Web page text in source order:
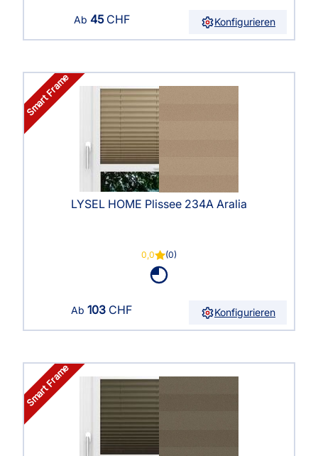
Ab 45CHF Konfigurieren
Smart Frame
LYSEL HOME Plissee 234A Aralia
0,0 (0)
Ab 103 CHF Konfigurieren
Smart Frame